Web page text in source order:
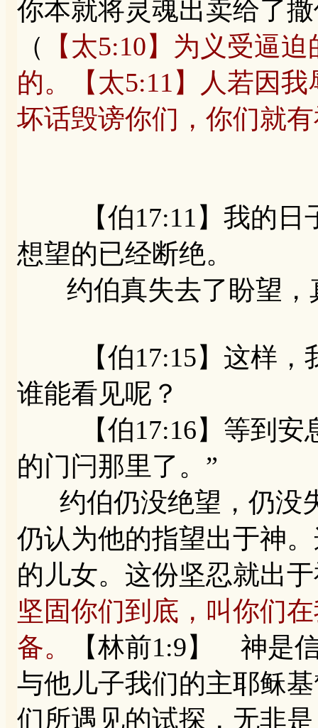
你本就将灵魂出卖给了
（
【太5:10】为义受逼
的。【太5:11】人若因
坏话毁谤你们，你们就
【伯17:11】我的日
想望的已经断绝。
约伯真失去了盼望，
【伯17:15】这样，
谁能看见呢？
【伯17:16】等到安
的门闩那里了。”
约伯仍没绝望，仍没
仍认为他的指望出于神
的儿女。这份坚忍就出
坚固你们到底，叫你们
备。
【林前1:9】 神是
与他儿子我们的主耶稣
们所遇见的试探，无非